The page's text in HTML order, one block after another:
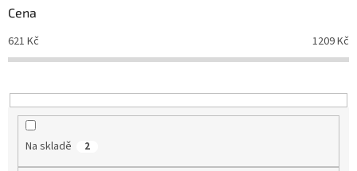
d
k
t
Cena
621 Kč 1209Kč
Na skladě 2